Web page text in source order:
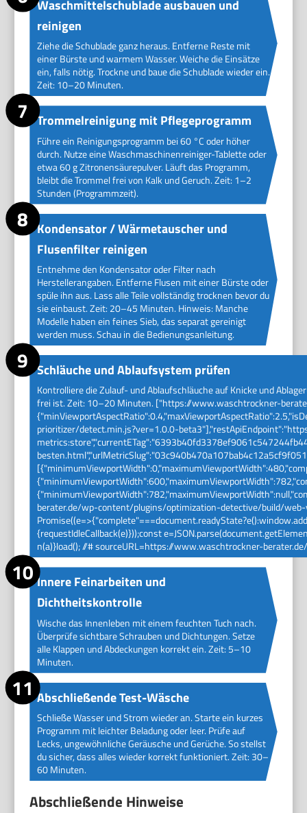
Waschmittelschublade ausbauen und
reinigen
Ziehe die Schublade ganz heraus. Entferne Reste mit
einer Bürste und warmem Wasser. Weiche die Einsätze
ein, falls nötig. Trockne und baue die Schublade wieder ein.
Zeit: 10–20 Minuten.
Trommelreinigung mit Pflegeprogramm
Führe ein Reinigungsprogramm bei 60 °C oder höher
durch. Nutze eine Waschmaschinenreiniger-Tablette oder
etwa 60 g Zitronensäurepulver. Läuft das Programm,
bleibt die Trommel frei von Kalk und Geruch. Zeit: 1–2
Stunden (Programmzeit).
Kondensator / Wärmetauscher und
Flusenfilter reinigen
Entnehme den Kondensator oder Filter nach
Herstellerangaben. Entferne Flusen mit einer Bürste oder
spüle ihn aus. Lass alle Teile vollständig trocknen bevor du
sie einbaust. Zeit: 20–45 Minuten. Hinweis: Manche
Modelle haben ein feines Sieb, das separat gereinigt
werden muss. Schau in die Bedienungsanleitung.
Schläuche und Ablaufsystem prüfen
Kontrolliere die Zulauf- und Ablaufschläuche auf Knicke und
frei ist. Zeit: 10–20 Minuten. ["https://www.waschtrockner-
prioritizer/detect.min.js?ver=1.0.0-
berater.de/wp-content/plugins/optimization-detective/build/web-
{requestIdleCallback(e)}));const
n(a)}load(); //# sourceURL=https://www.waschtrockner-
Innere Feinarbeiten und
Dichtheitskontrolle
Wische das Innenleben mit einem feuchten Tuch nach.
Überprüfe sichtbare Schrauben und Dichtungen. Setze
alle Klappen und Abdeckungen korrekt ein. Zeit: 5–10
Minuten.
Abschließende Test-Wäsche
Schließe Wasser und Strom wieder an. Starte ein kurzes
Programm mit leichter Beladung oder leer. Prüfe auf
Lecks, ungewöhnliche Geräusche und Gerüche. So stellst
du sicher, dass alles wieder korrekt funktioniert. Zeit: 30–
60 Minuten.
Abschließende Hinweise